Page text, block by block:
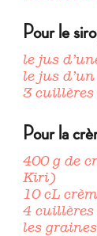
Pour le
le jus
le jus
3 cuillères
Pour la
400 g de
Kiri)
10 cL
4 cuillères
les